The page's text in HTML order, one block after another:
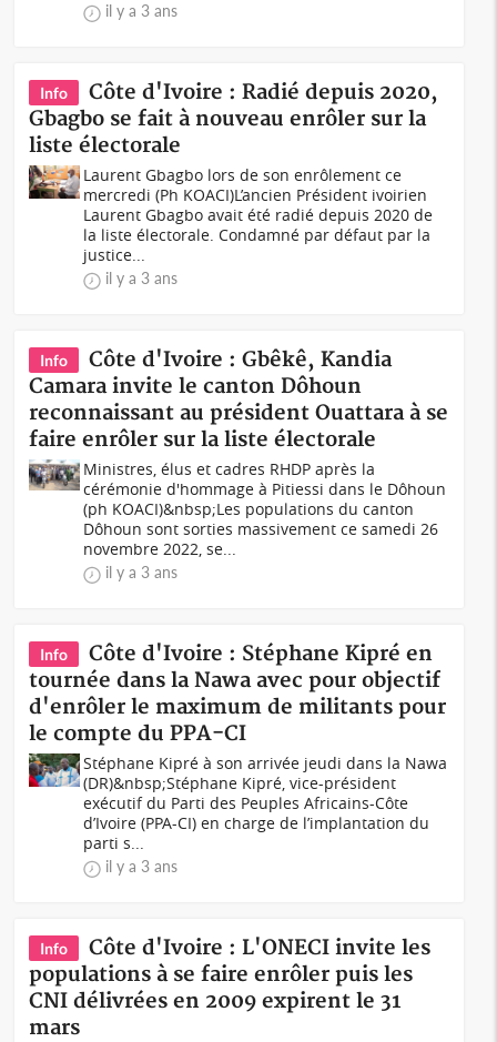
il y a 3 ans
Info
Côte d'Ivoire : Radié depuis 2020,
Gbagbo se fait à nouveau enrôler sur la
liste électorale
Laurent Gbagbo lors de son enrôlement ce
mercredi (Ph KOACI)L’ancien Président ivoirien
Laurent Gbagbo avait été radié depuis 2020 de
la liste électorale. Condamné par défaut par la
justice...
il y a 3 ans
Info
Côte d'Ivoire : Gbêkê, Kandia
Camara invite le canton Dôhoun
reconnaissant au président Ouattara à se
faire enrôler sur la liste électorale
Ministres, élus et cadres RHDP après la
cérémonie d'hommage à Pitiessi dans le Dôhoun
(ph KOACI)&nbsp;Les populations du canton
Dôhoun sont sorties massivement ce samedi 26
novembre 2022, se...
il y a 3 ans
Info
Côte d'Ivoire : Stéphane Kipré en
tournée dans la Nawa avec pour objectif
d'enrôler le maximum de militants pour
le compte du PPA-CI
Stéphane Kipré à son arrivée jeudi dans la Nawa
(DR)&nbsp;Stéphane Kipré, vice-président
exécutif du Parti des Peuples Africains-Côte
d’Ivoire (PPA-CI) en charge de l’implantation du
parti s...
il y a 3 ans
Info
Côte d'Ivoire : L'ONECI invite les
populations à se faire enrôler puis les
CNI délivrées en 2009 expirent le 31
mars